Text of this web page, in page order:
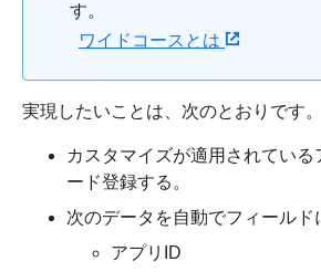
す。
ワイドコースとは
実現したいことは、次のとおりです。
カスタマイズが適用されている
ード登録する。
次のデータを自動でフィールド
アプリID